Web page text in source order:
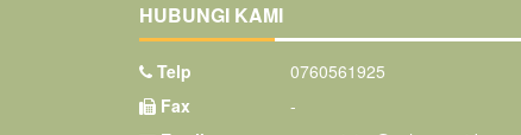
HUBUNGI KAMI
Telp
0760561925
Fax
-